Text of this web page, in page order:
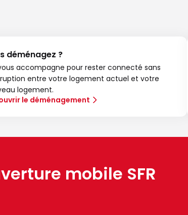
déménagez ?
accompagne pour rester connecté sans
entre votre logement actuel et votre
logement.
le déménagement
mobile SFR